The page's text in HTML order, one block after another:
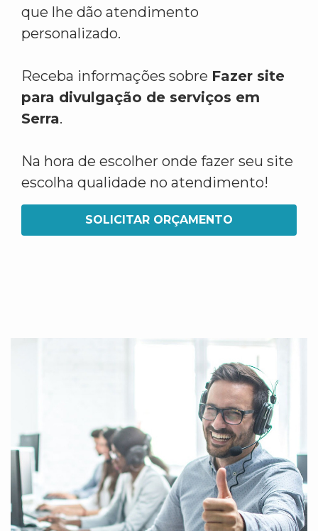
que lhe dão atendimento
personalizado.
Receba informações sobre Fazer site
para divulgação de serviços em
Serra.
Na hora de escolher onde fazer seu site
escolha qualidade no atendimento!
SOLICITAR ORÇAMENTO